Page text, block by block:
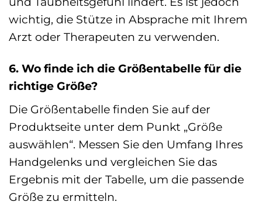
wichtig, die Stütze in Absprache mit Ihrem
Arzt oder Therapeuten zu verwenden.
6. Wo finde ich die Größentabelle für die
richtige Größe?
Die Größentabelle finden Sie auf der
Produktseite unter dem Punkt „Größe
auswählen“. Messen Sie den Umfang Ihres
Handgelenks und vergleichen Sie das
Ergebnis mit der Tabelle, um die passende
Größe zu ermitteln.